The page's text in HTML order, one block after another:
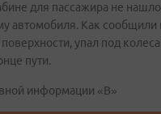
для пассажира не
автомобиля. Как
упал под
пути.
информации «В»